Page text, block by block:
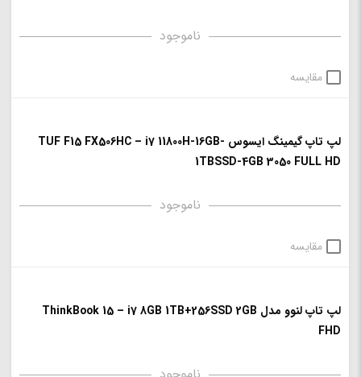
ناموجود
مقایسه
لپ تاپ گیمینگ ایسوس TUF F15 FX506HC – i7 11800H-16GB-
1TBSSD-4GB 3050 FULL HD
ناموجود
مقایسه
لپ تاپ لنوو مدل ThinkBook 15 – i7 8GB 1TB+256SSD 2GB
FHD